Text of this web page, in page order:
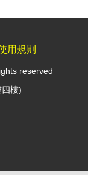
用規則
reserved
樓)